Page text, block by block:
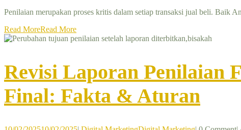
Penilaian merupakan proses kritis dalam setiap transaksi jual beli. Baik
Read MoreRead More
Revisi Laporan Penilaian
Final: Fakta & Aturan